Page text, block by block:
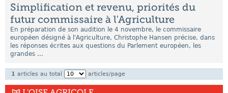
Simplification et revenu, priorités du
futur commissaire à l'Agriculture
En préparation de son audition le 4 novembre, le commissaire
européen désigné à l'Agriculture, Christophe Hansen précise, dans
les réponses écrites aux questions du Parlement européen, les
grandes ...
1 articles au total articles/page